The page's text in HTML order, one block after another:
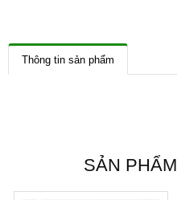
Thông tin sản phẩm
SẢN